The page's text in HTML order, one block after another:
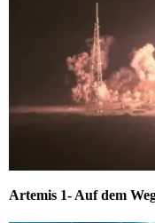
Artemis 1- Auf dem